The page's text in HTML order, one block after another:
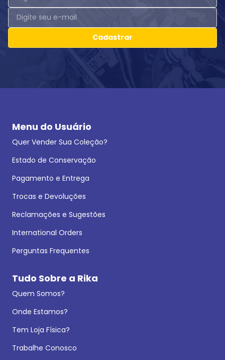
Cadastrar
Menu do Usuário
Quer Vender Sua Coleção?
Estado de Conservação
Pagamento e Entrega
Trocas e Devoluções
Reclamações e Sugestões
International Orders
Perguntas Frequentes
Tudo Sobre a Rika
Quem Somos?
Onde Estamos?
Tem Loja Física?
Trabalhe Conosco